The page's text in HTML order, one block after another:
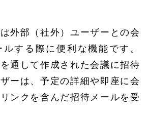
は外部（社外）ユーザーとの会
する際に便利な機能です。
を通して作成された会議に招待
ーは、予定の詳細や即座に会
ンクを含んだ招待メールを受